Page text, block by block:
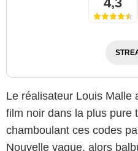
Le réalisateur Louis Malle
film noir dans la plus pure
chamboulant ces codes
Nouvelle vague, alors